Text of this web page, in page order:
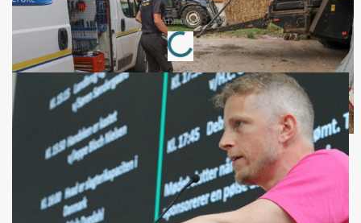
Annonce
Loading...